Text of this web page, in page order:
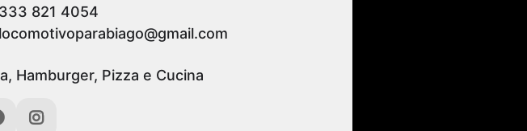
333 821 4054
locomotivoparabiago@gmail.com
Hamburger, Pizza e Cucina